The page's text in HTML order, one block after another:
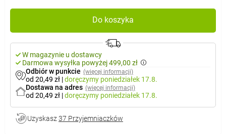
Do koszyka
W magazynie u dostawcy
Darmowa wysyłka powyżej 499,00 zł
Odbiór w punkcie (więcej informacji)
od 20,49 zł |doręczymy poniedziałek 17.8.
Dostawa na adres (więcej informacji)
od 20,49 zł |doręczymy poniedziałek 17.8.
Uzyskasz 37 Przyjemniaczków